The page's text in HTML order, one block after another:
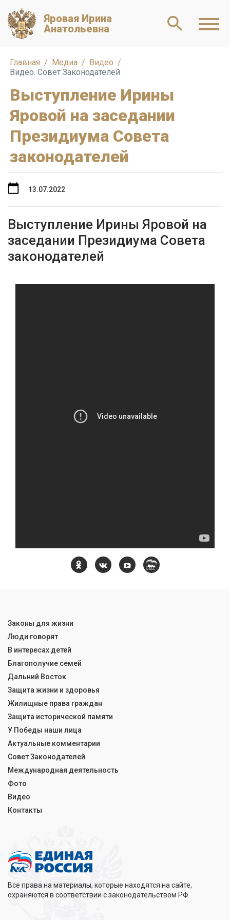
Яровая Ирина
Анатольевна
Главная Медиа
Видео
Видео. Совет Законодателей
Выступление Ирины
Яровой на заседании
Президиума Совета
законодателей
Выступление Ирины Яровой на
заседании Президиума Совета
законодателей
13.07.2022
Все права на материалы, которые находятся на сайте,
охраняются в соответствии с законодательством РФ.
Законы для жизни
Люди говорят
В интересах детей
Благополучие семей
Дальний Восток
Защита жизни и здоровья
Жилищные права граждан
Защита исторической памяти
У Победы наши лица
Актуальные комментарии
Совет Законодателей
Международная деятельность
Фото
Видео
Контакты